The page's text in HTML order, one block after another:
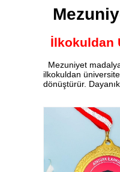
İlkokuldan
Mezuniyet
ilkokuldan
dönüştürür.